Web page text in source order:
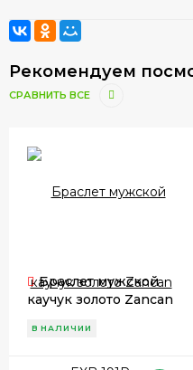
Рекомендуем
СРАВНИТЬ ВСЕ
Браслет мужской
каучук золото Zancan
В НАЛИЧИИ